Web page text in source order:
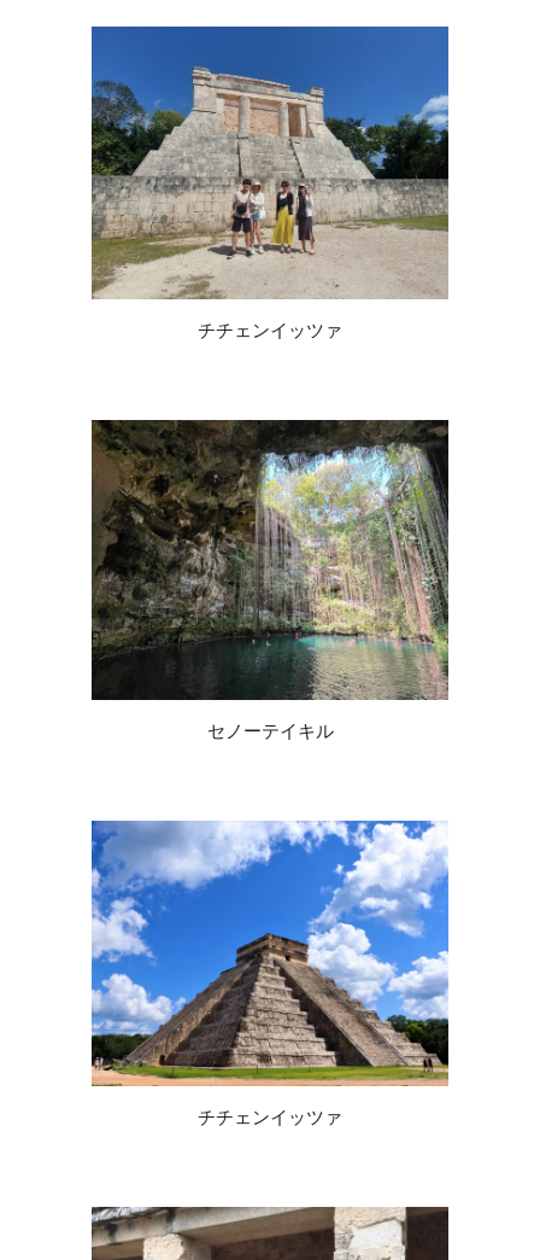
チチェンイッツァ
セノーテイキル
チチェンイッツァ